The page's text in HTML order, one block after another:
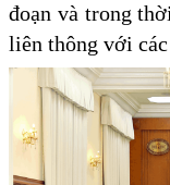
đoạn và trong
liên thông với